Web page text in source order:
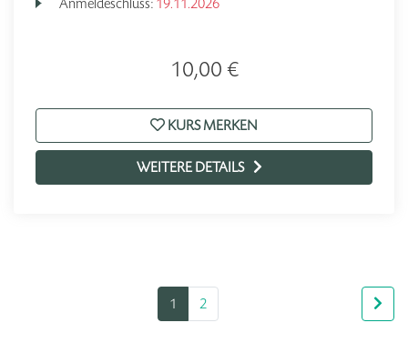
10,00 €
KURS MERKEN
WEITERE DETAILS
1 2